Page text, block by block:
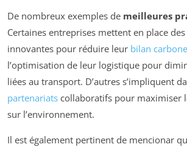
De nombreux exemples de meilleures
Certaines entreprises mettent en place
innovantes pour réduire leur bilan carbone
l’optimisation de leur logistique pour
liées au transport. D’autres s’impliquent
partenariats collaboratifs pour maximiser
sur l’environnement.
Il est également pertinent de mencionar